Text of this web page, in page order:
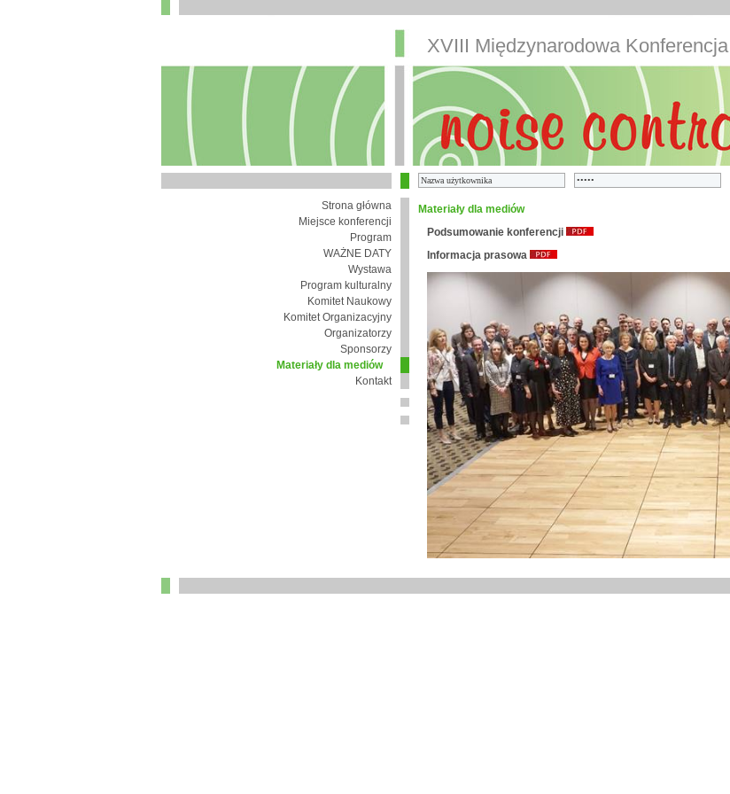
XVIII Międzynarodowa Konferencja
Strona główna
Miejsce konferencji
Program
WAŻNE DATY
Wystawa
Program kulturalny
Komitet Naukowy
Komitet Organizacyjny
Organizatorzy
Sponsorzy
Materiały dla mediów
Kontakt
Materiały dla mediów
Podsumowanie konferencji
Informacja prasowa